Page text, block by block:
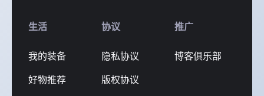
生活
我的装备
好物推荐
协议
隐私协议
版权协议
推广
博客俱乐部